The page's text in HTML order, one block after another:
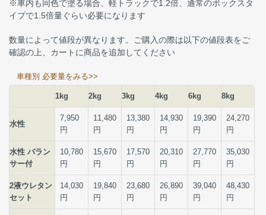
※車内も同色で塗る場合、軽トラックで1.2倍、通常のボックスタ
イプで1.5倍量ぐらい必要になります
数量によって値段が異なります。ご購入の際は以下の値段表をご
確認の上、カートに商品を追加してください
車種別 必要量をみる>>